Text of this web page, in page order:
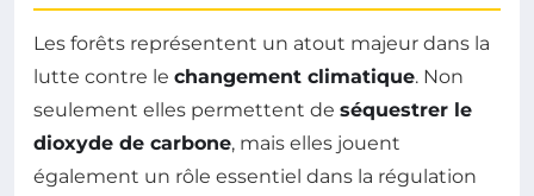
Les forêts représentent un atout majeur dans la
lutte contre le changement climatique. Non
seulement elles permettent de séquestrer le
dioxyde de carbone, mais elles jouent
également un rôle essentiel dans la régulation